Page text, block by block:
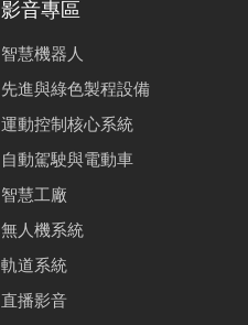
影音專區
智慧機器人
先進與綠色製程設備
運動控制核心系統
自動駕駛與電動車
智慧工廠
無人機系統
軌道系統
直播影音